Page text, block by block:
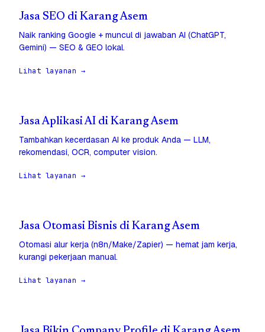
Jasa SEO di Karang Asem
Naik ranking Google + muncul di jawaban AI (ChatGPT,
Gemini) — SEO & GEO lokal.
Lihat layanan →
Jasa Aplikasi AI di Karang Asem
Tambahkan kecerdasan AI ke produk Anda — LLM,
rekomendasi, OCR, computer vision.
Lihat layanan →
Jasa Otomasi Bisnis di Karang Asem
Otomasi alur kerja (n8n/Make/Zapier) — hemat jam kerja,
kurangi pekerjaan manual.
Lihat layanan →